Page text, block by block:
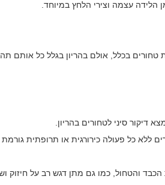
הלידה עצמה וצירי הלחץ במיוחד.
טחורים בכלל, אולם בהריון בגלל כל אותם
דיקור סיני לטחורים בהריון.
ללא כל פעולה כירורגית או תרופתית
הכבד והטחול, כמו גם מתן דגש רב על חיזוק